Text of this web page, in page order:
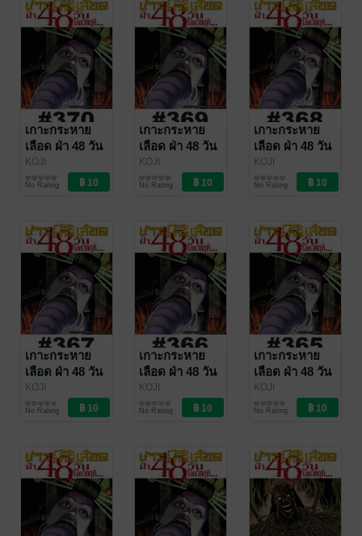
เกาะกระหาย
เลือด ฝ่า 48 วัน
โลกวิกฤต - EP
KOJI
MATSUMOTO /
Vibulkij Publishing
การ์ตูนรายตอน
No Rating
เกาะกระหาย
เลือด ฝ่า 48 วัน
โลกวิกฤต - EP
KOJI
MATSUMOTO /
Vibulkij Publishing
การ์ตูนรายตอน
No Rating
เกาะกระหาย
เลือด ฝ่า 48 วัน
โลกวิกฤต - EP
KOJI
MATSUMOTO /
Vibulkij Publishing
การ์ตูนรายตอน
No Rating
เกาะกระหาย
เลือด ฝ่า 48 วัน
โลกวิกฤต - EP
KOJI
MATSUMOTO /
Vibulkij Publishing
การ์ตูนรายตอน
No Rating
เกาะกระหาย
เลือด ฝ่า 48 วัน
โลกวิกฤต - EP
KOJI
MATSUMOTO /
Vibulkij Publishing
การ์ตูนรายตอน
No Rating
เกาะกระหาย
เลือด ฝ่า 48 วัน
โลกวิกฤต - EP
KOJI
MATSUMOTO /
Vibulkij Publishing
การ์ตูนรายตอน
No Rating